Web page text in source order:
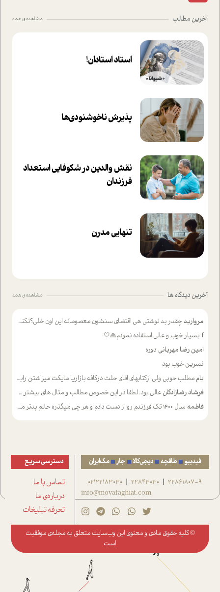
آخرین مطالب مشاهده ی همه
استاد استادان!
پذیرش ناخوشنودی‌ها
نقش والدین در شکوفا‌یی ا‌ستعداد
فرزندان‌
تنهایی مدرن
آخرین دیدگاه ها مشاهده ی همه
مروارید چقدر بد نوشتی هی اقتضای سنشون معصومانه این اون خلی؟نکنه تا چهل سالگی پوشکت میکردن و شیر میخوردی که به اینا میگی کودک
f بسیار خوب و عالی استفاده نمودم🙏🤍
امین رضا مهربانی دوره
نسرینخوب بود
بام مطلب حوبی ولی ازکتابهای اقای حلت درکافه بازاریا مایکت میزاشتن رایگان خوب بود ولی هرکدام خلاصه شده ش تومجله از طریق سایت هم خوبه اینکه درزیر اخرصفحه گذاشته شده خب ادم خبره میره نصب میکنه میخونه ولی هرکسی گوشیش ظرفیتش نداره باتشکر
فرشاد رضازادگان عالی بود. لطفا در این خصوص مطالب و مثال های بیشتر ی ارایه دهید
فاطمه سال ۱۴۰۰ تک فرزندم رو از دست دادم و هر چی میگذره حالم بدتر میشه و دلتنگتر تنایی رو ترجیح دادم و معاشرت برام سخت شده
فیدیبو طاقچه دیجی‌کالا جار مگ‌ایران
22861807-9
|
22843030
|
02122183030
info@movafaghiat.com
دسترسی سریع
تماس با ما
درباره‌ی ما
تعرفه تبلیغات
© کلیه حقوق مادی و معنوی این وب‌سایت متعلق به مجله‌ی موفقیت
است